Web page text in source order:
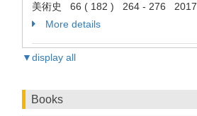
美術史 66 ( 182 ) 264 - 276 2017
More details
▼display all
Books